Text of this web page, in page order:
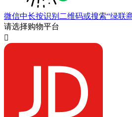
微信中长按识别二维码或搜索“绿联
请选择购物平台
